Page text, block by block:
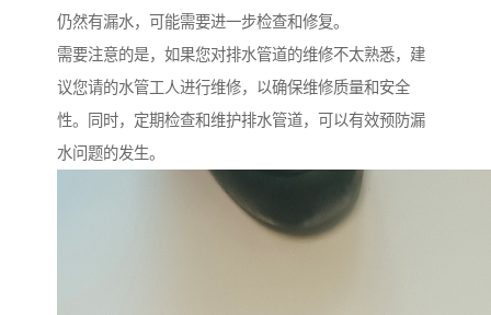
仍然有漏水，可能需要进一步检查和修复。
需要注意的是，如果您对排水管道的维修不太熟悉，建
议您请的水管工人进行维修，以确保维修质量和安全
性。同时，定期检查和维护排水管道，可以有效预防漏
水问题的发生。